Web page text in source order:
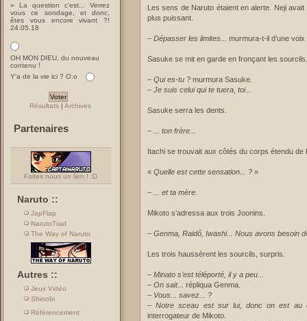
» La question c'est... Verrez
vous ce sondage, et donc,
êtes vous encore vivant ?!
24.05.18
OH MON DIEU, du nouveau
contenu !
Y'a de la vie ici ? O.o
Résultats| Archives
Partenaires
Faites nous un lien ! :D
Naruto ::
JapFlap
NarutoTrad
The Way of Naruto
Autres ::
Jeux Vidéo
Shinobi
Référencement
Les sens de Naruto étaient en alerte. Neji
plus puissant.
– Dépasser les limites... murmura-t-il d’une voix
Sasuke se mit en garde en fronçant les sourcils.
– Qui es-tu ? murmura Sasuke.
– Je suis celui qui te tuera, toi...
Sasuke serra les dents.
– ... ton frère...
Itachi se trouvait aux côtés du corps étendu de
« Quelle est cette sensation... ? »
– ... et ta mère.
Mikoto s’adressa aux trois Joonins.
– Genma, Raidô, Iwashi... Nous avons besoin
Les trois haussèrent les sourcils, surpris.
– Minato s’est téléporté, il y a peu...
– On sait...
répliqua Genma.
– Vous... savez... ?
–Notre sceau est sur lui, donc on est au
interrogateur de Mikoto.